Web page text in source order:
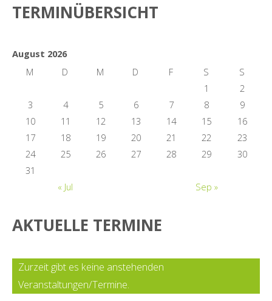
TERMINÜBERSICHT
August 2026
M
D M D F S
S
1
2
3
4 5 6 7 8
9
10
11 12 13 14 15
16
17
18 19 20 21 22
23
24
25 26 27 28 29
30
31
« Jul
Sep »
AKTUELLE TERMINE
Zurzeit gibt es keine anstehenden
Veranstaltungen/Termine.